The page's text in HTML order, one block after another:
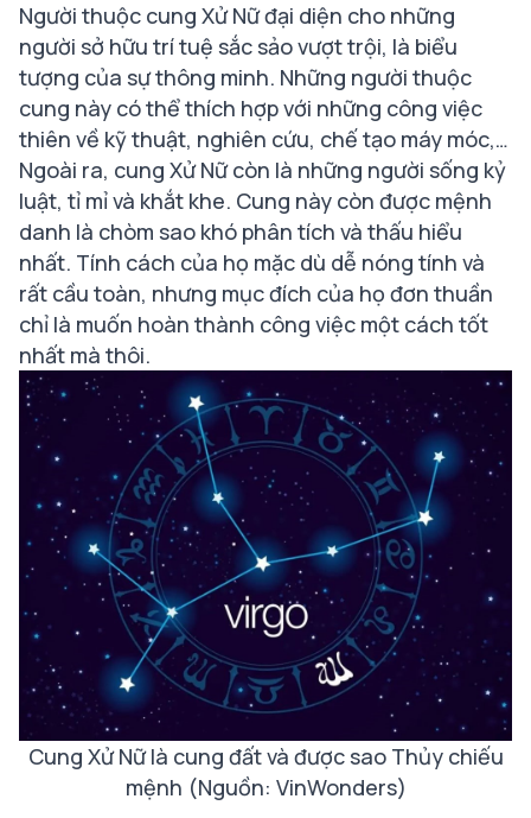
Người thuộc cung Xử Nữ đại diện cho những
người sở hữu trí tuệ sắc sảo vượt trội, là biểu
tượng của sự thông minh. Những người thuộc
cung này có thể thích hợp với những công việc
thiên về kỹ thuật, nghiên cứu, chế tạo máy móc,…
Ngoài ra, cung Xử Nữ còn là những người sống kỷ
luật, tỉ mỉ và khắt khe. Cung này còn được mệnh
danh là chòm sao khó phân tích và thấu hiểu
nhất. Tính cách của họ mặc dù dễ nóng tính và
rất cầu toàn, nhưng mục đích của họ đơn thuần
chỉ là muốn hoàn thành công việc một cách tốt
nhất mà thôi.
Cung Xử Nữ là cung đất và được sao Thủy chiếu
mệnh (Nguồn: VinWonders)